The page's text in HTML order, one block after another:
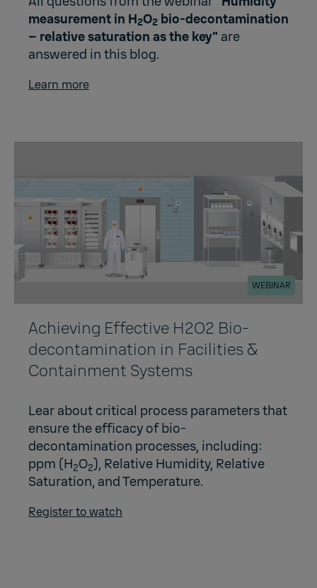
measurement in H2O2 bio-decontamination
– relative saturation as the key" are
answered in this blog.
Learn more
WEBINAR
Achieving Effective H2O2 Bio-
decontamination in Facilities &
Containment Systems
Lear about critical process parameters that
ensure the efficacy of bio-
decontamination processes, including:
ppm (H2O2), Relative Humidity, Relative
Saturation, and Temperature.
Register to watch